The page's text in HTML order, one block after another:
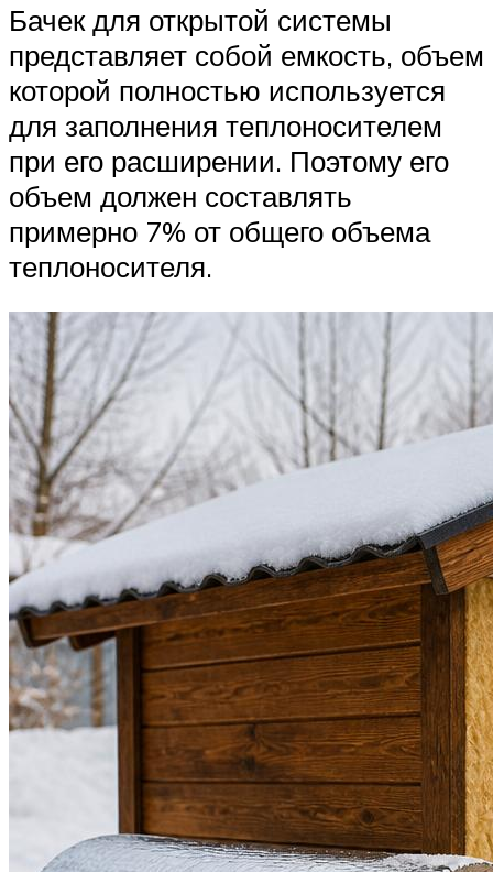
Бачек для открытой системы
представляет собой емкость, объем
которой полностью используется
для заполнения теплоносителем
при его расширении. Поэтому его
объем должен составлять
примерно 7% от общего объема
теплоносителя.